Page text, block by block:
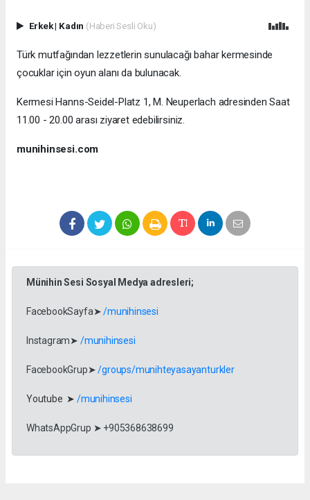
Erkek| Kadın (Haberi Sesli Oku)
Türk mutfağından lezzetlerin sunulacağı bahar kermesinde
çocuklar için oyun alanı da bulunacak.
Kermesi Hanns-Seidel-Platz 1, M. Neuperlach adresinden Saat
11.00 - 20.00 arası ziyaret edebilirsiniz.
munihinsesi.com
Münihin Sesi Sosyal Medya adresleri;
FacebookSayfa➤/munihinsesi
Instagram➤ /munihinsesi
FacebookGrup➤/groups/munihteyasayanturkler
Youtube ➤ /munihinsesi
WhatsAppGrup ➤ +905368638699